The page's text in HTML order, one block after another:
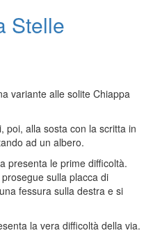
Stelle
variante alle solite Chiappa
poi, alla sosta con la scritta in
ad un albero.
presenta le prime difficoltà.
sulla placca di
fessura sulla destra e si
la vera difficoltà della via.